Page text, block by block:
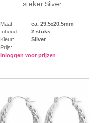
steker Silver
Maat:
ca. 29.5x20.5mm
Inhoud:
2 stuks
Kleur:
Silver
Prijs:
Inloggen voor prijzen